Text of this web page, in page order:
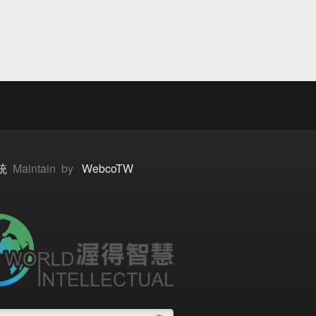
Maintain by WebcoTW